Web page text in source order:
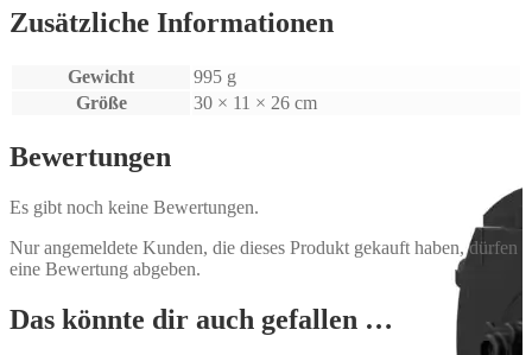
Zusätzliche Informationen
Gewicht
995 g
Größe
30 × 11 × 26 cm
Bewertungen
Es gibt noch keine Bewertungen.
Nur angemeldete Kunden, die dieses Produkt gekauft haben, dürfen
eine Bewertung abgeben.
Das könnte dir auch gefallen …